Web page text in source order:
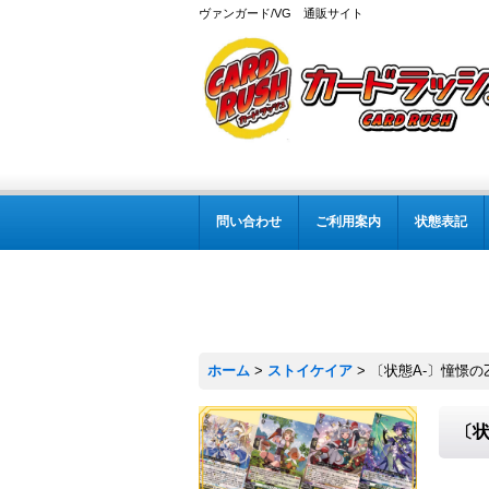
ヴァンガード/VG 通販サイト
問い合わせ ご利用案内 状態表記
ホーム > ストイケイア > 〔状態A-〕憧憬
〔